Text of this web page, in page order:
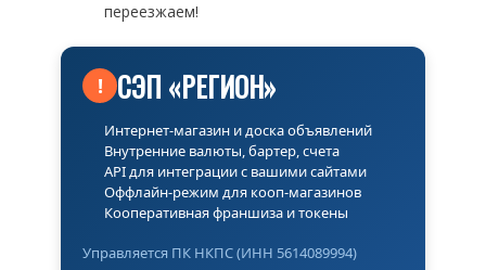
переезжаем!
! СЭП «РЕГИОН»
Интернет-магазин и доска объявлений
Внутренние валюты, бартер, счета
API для интеграции с вашими сайтами
Оффлайн-режим для кооп-магазинов
Кооперативная франшиза и токены
Управляется ПК НКПС (ИНН 5614089994)